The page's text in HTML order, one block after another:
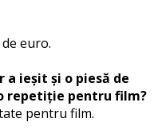
euro.
a ieșit și o piesă de
repetiție pentru film?
pentru film.